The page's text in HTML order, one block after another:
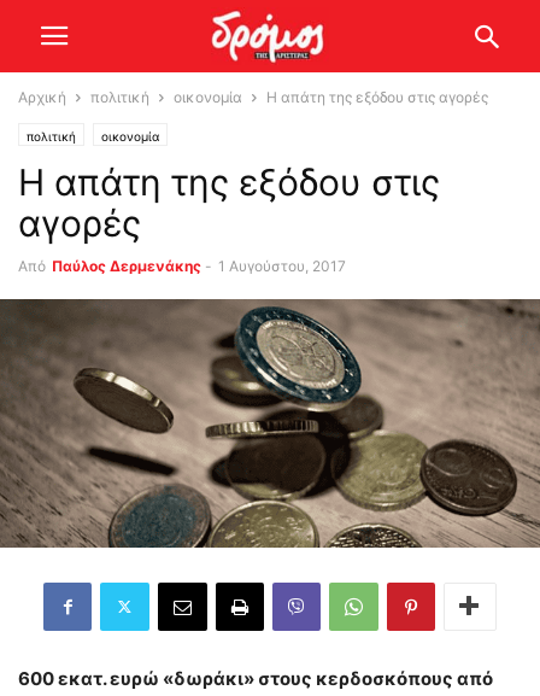
Αρχική πολιτική οικονομία Η απάτη της εξόδου στις αγορές
πολιτική οικονομία
Η απάτη της εξόδου στις
αγορές
Από Παύλος Δερμενάκης - 1 Αυγούστου, 2017
600 εκατ. ευρώ «δωράκι» στους κερδοσκόπους από